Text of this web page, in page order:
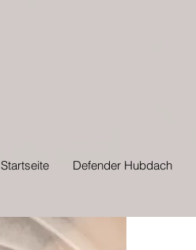
Startseite Defender Hubdach